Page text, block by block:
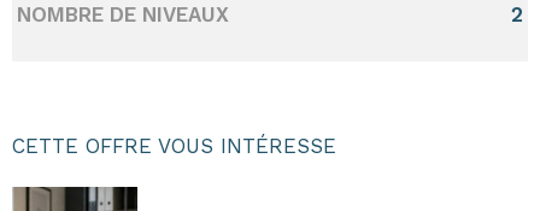
NOMBRE DE NIVEAUX 2
CETTE OFFRE VOUS INTÉRESSE